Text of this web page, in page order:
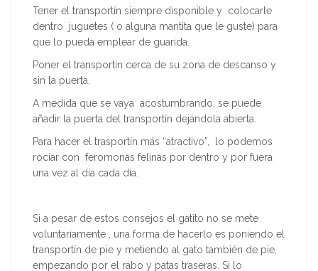
Tener el transportín siempre disponible y colocarle
dentro juguetes ( o alguna mantita que le guste) para
que lo pueda emplear de guarida.
Poner el transportín cerca de su zona de descanso y
sin la puerta.
A medida que se vaya acostumbrando, se puede
añadir la puerta del transportín dejándola abierta.
Para hacer el trasportín más “atractivo”, lo podemos
rociar con feromonas felinas por dentro y por fuera
una vez al día cada día.
Si a pesar de estos consejos el gatito no se mete
voluntariamente , una forma de hacerlo es poniendo el
transportín de pie y metiendo al gato también de pie,
empezando por el rabo y patas traseras. Si lo